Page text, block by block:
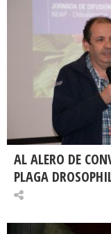
AL ALERO DE
PLAGA